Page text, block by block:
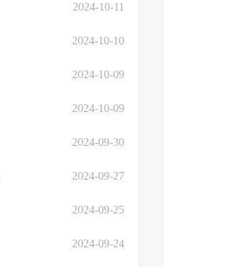
2024-10-11
2024-10-10
2024-10-09
2024-10-09
2024-09-30
2024-09-27
2024-09-25
2024-09-24